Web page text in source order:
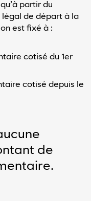
partir du
légal de départ à la
est fixé à :
cotisé du 1er
cotisé depuis le
de